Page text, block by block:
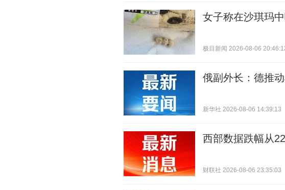
女子称在沙琪玛
极目新闻 2026-08-06
俄副外长：德推
新华社 2026-08-06 14:39:13
西部数据跌幅从
财联社 2026-08-06 23:35:03